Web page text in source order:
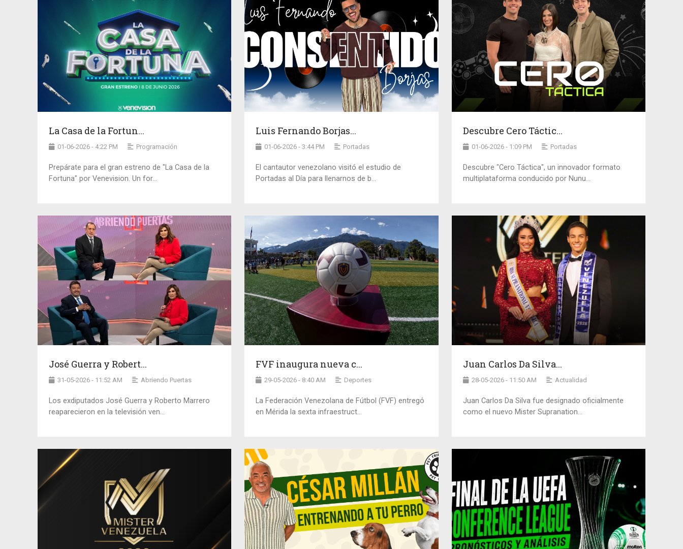
La Casa de la Fortun...
01-06-2026 - 4:22 PM Programación
Prepárate para el gran estreno de "La Casa de la
Fortuna" por Venevision. Un for...
Luis Fernando Borjas...
01-06-2026 - 3:44 PM Portadas
El cantautor venezolano visitó el estudio de
Portadas al Día para llenarnos de b...
Descubre Cero Táctic...
01-06-2026 - 1:09 PM Portadas
Descubre "Cero Táctica", un innovador formato
multiplataforma conducido por Nunu...
José Guerra y Robert...
31-05-2026 - 11:52 AM Abriendo Puertas
Los exdiputados José Guerra y Roberto Marrero
reaparecieron en la televisión ven...
FVF inaugura nueva c...
29-05-2026 - 8:40 AM Deportes
La Federación Venezolana de Fútbol (FVF) entregó
en Mérida la sexta infraestruct...
Juan Carlos Da Silva...
28-05-2026 - 11:50 AM Actualidad
Juan Carlos Da Silva fue designado oficialmente
como el nuevo Mister Supranation...